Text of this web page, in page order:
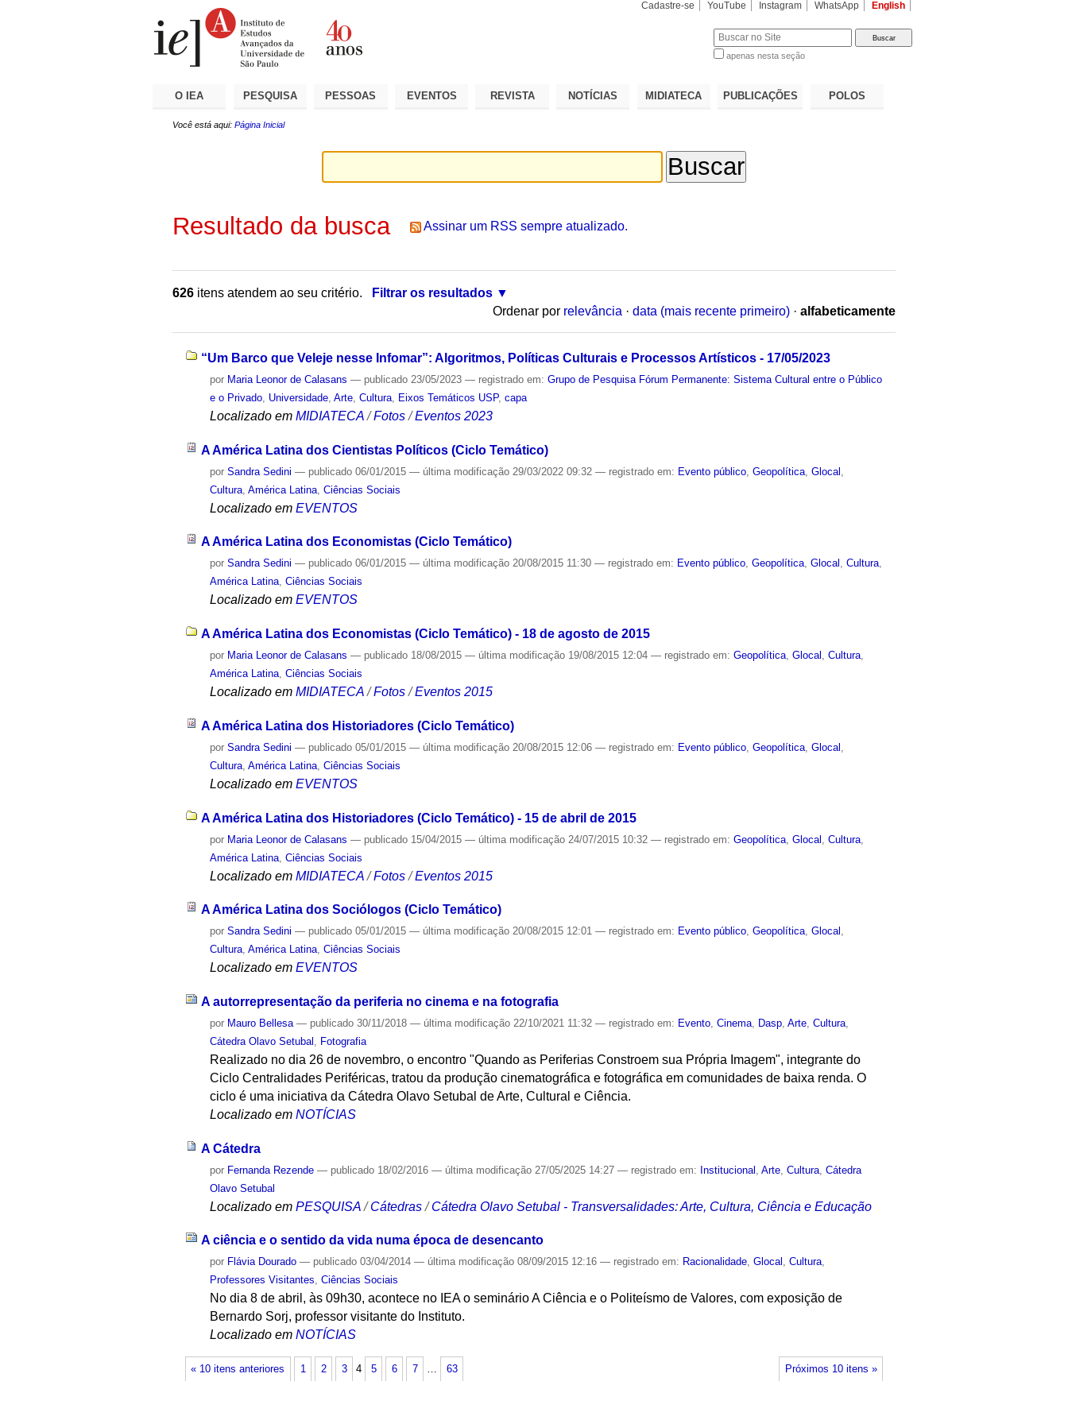
Cadastre-se YouTube Instagram WhatsApp English
apenas nesta seção
O IEA PESQUISA PESSOAS EVENTOS REVISTA NOTÍCIAS MIDIATECA PUBLICAÇÕES POLOS
Você está aqui: Página Inicial
Resultado da busca Assinar um RSS sempre atualizado.
626 itens atendem ao seu critério.
Filtrar os resultados
Ordenar por relevância · data (mais recente primeiro) · alfabeticamente
“Um Barco que Veleje nesse Infomar”: Algoritmos, Políticas Culturais e Processos Artísticos - 17/05/2023
por Maria Leonor de Calasans — publicado 23/05/2023— registrado em:Grupo de Pesquisa Fórum Permanente: Sistema Cultural entre o Público
e o Privado Universidade ,Arte ,Cultura Eixos Temáticos USP,capa
Localizado em MIDIATECA /Fotos /Eventos 2023
A América Latina dos Cientistas Políticos (Ciclo Temático)
porSandra Sedini — publicado 06/01/2015— última modificação 29/03/2022 09:32— registrado em: Evento público ,Geopolítica ,Glocal
Cultura ,América Latina ,Ciências Sociais
Localizado em EVENTOS
A América Latina dos Economistas (Ciclo Temático)
porSandra Sedini — publicado 06/01/2015— última modificação 20/08/2015 11:30— registrado em: Evento público,Geopolítica,Glocal ,Cultura,
América Latina,Ciências Sociais
Localizado em EVENTOS
A América Latina dos Economistas (Ciclo Temático) - 18 de agosto de 2015
por Maria Leonor de Calasans — publicado 18/08/2015— última modificação 19/08/2015 12:04— registrado em:Geopolítica,Glocal ,Cultura,
América Latina,Ciências Sociais
Localizado em MIDIATECA /Fotos /Eventos 2015
A América Latina dos Historiadores (Ciclo Temático)
porSandra Sedini — publicado 05/01/2015— última modificação 20/08/2015 12:06— registrado em: Evento público ,Geopolítica ,Glocal
Cultura ,América Latina ,Ciências Sociais
Localizado em EVENTOS
A América Latina dos Historiadores (Ciclo Temático) - 15 de abril de 2015
por Maria Leonor de Calasans — publicado 15/04/2015— última modificação 24/07/2015 10:32— registrado em:Geopolítica ,Glocal ,Cultura
América Latina ,Ciências Sociais
Localizado em MIDIATECA /Fotos /Eventos 2015
A América Latina dos Sociólogos (Ciclo Temático)
porSandra Sedini — publicado 05/01/2015— última modificação 20/08/2015 12:01— registrado em: Evento público,Geopolítica,Glocal ,
Cultura,América Latina,Ciências Sociais
Localizado em EVENTOS
A autorrepresentação da periferia no cinema e na fotografia
por Mauro Bellesa — publicado 30/11/2018— última modificação 22/10/2021 11:32— registrado em: Evento ,Cinema Dasp ,Arte ,Cultura
Cátedra Olavo Setubal
Fotografia
Realizado no dia 26 de novembro, o encontro "Quando as Periferias Constroem sua Própria Imagem", integrante do
Ciclo Centralidades Periféricas, tratou da produção cinematográfica e fotográfica em comunidades de baixa renda. O
ciclo é uma iniciativa da Cátedra Olavo Setubal de Arte, Cultural e Ciência.
Localizado em NOTÍCIAS
A Cátedra
por Fernanda Rezende — publicado 18/02/2016— última modificação 27/05/2025 14:27— registrado em: Institucional ,Arte ,Cultura ,Cátedra
Olavo Setubal
Localizado em PESQUISA /Cátedras/Cátedra Olavo Setubal - Transversalidades: Arte, Cultura, Ciência e Educação
A ciência e o sentido da vida numa época de desencanto
por Flávia Dourado — publicado 03/04/2014— última modificação 08/09/2015 12:16— registrado em: Racionalidade,Glocal ,Cultura,
Professores Visitantes,Ciências Sociais
No dia 8 de abril, às 09h30, acontece no IEA o seminário A Ciência e o Politeísmo de Valores, com exposição de
Bernardo Sorj, professor visitante do Instituto.
Localizado em NOTÍCIAS
« 10 itens anteriores Próximos 10 itens »
1 2 3 4 5 6 7 63